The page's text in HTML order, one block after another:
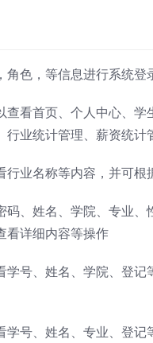
角色，等信息进行系统登
看首页、个人中心、
业统计管理、薪资统计
业名称等内容，并可
、姓名、学院、专业
看详细内容等操作
号、姓名、学院、登
号、姓名、专业、登